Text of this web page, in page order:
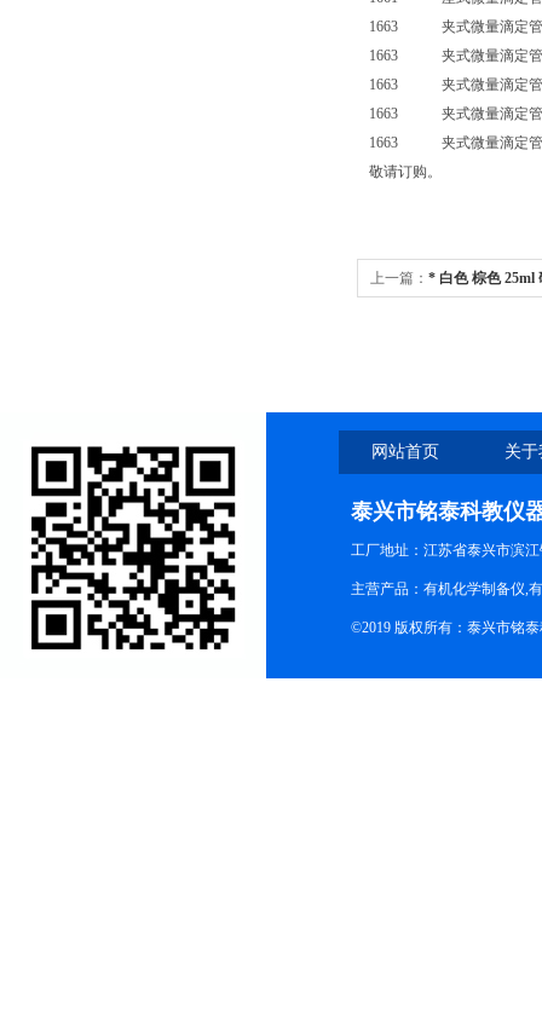
1663 夹式微量滴定
1663 夹式微量滴定
1663 夹式微量滴定
1663 夹式微量滴定
1663 夹式微量滴定
敬请订购。
上一篇： * 白色 棕色 25ml
网站首页 关
泰兴市铭泰科教仪
工厂地址：江苏省泰兴市滨
主营产品：有机化学制备仪,
©2019 版权所有：泰兴市铭